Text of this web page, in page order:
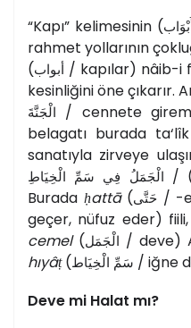
“Kapı” kelimesinin (أَبْوَاب
rahmet yollarının
(أبواب
/ kapılar) nâib-i
kesinliğini öne çıkarır.
الْجَنَّةَ
/ cennete
belagatı burada
sanatıyla zirveye
الْجَمَلُ فِي سَمِّ الْخِيَاطِ
/
Burada ḥattā(حَتَّى / -
geçer, nüfuz eder)
cemel(الْجَمَل
/ deve)
hıyâṭ(سَمِّ الْخِيَاط / iğne
Deve mi Halat mı?